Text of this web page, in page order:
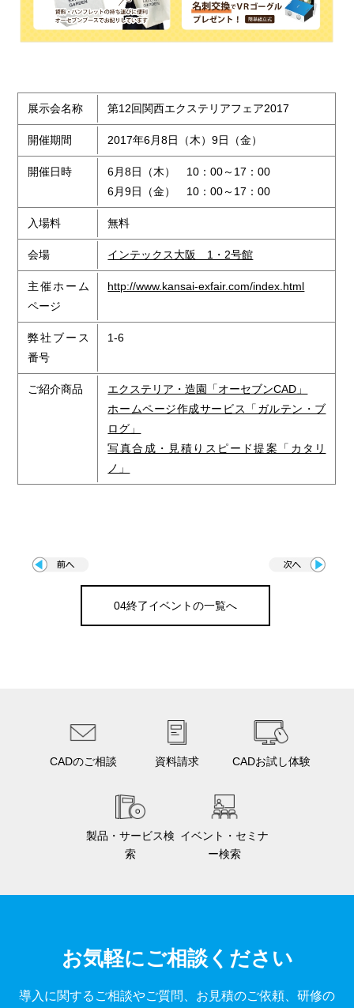
展示会名称 第12回関西エクステリアフェア2017
開催期間 2017年6月8日（木）9日（金）
開催日時
6月8日（木） 10：00～17：00
6月9日（金） 10：00～17：00
入場料 無料
会場 インテックス大阪 1・2号館
主催ホーム
ページ
http://www.kansai-exfair.com/index.html
弊社ブース
番号
1-6
ご紹介商品
エクステリア・造園「オーセブンCAD」
ホームページ作成サービス「ガルテン・ブ
ログ」
写真合成・見積りスピード提案「カタリ
ノ」
04終了イベントの一覧へ
CADのご相談 資料請求 CADお試し体験
製品・サービス検
索
イベント・セミナ
ー検索
お気軽にご相談ください
導入に関するご相談やご質問、お見積のご依頼、研修の